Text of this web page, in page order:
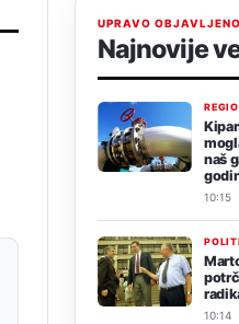
UPRAVO OBJAVLJENO
Najnovije
naš
10:15
10:14